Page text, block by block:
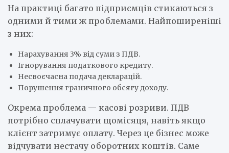
На практиці багато підприємців стикаються з
одними й тими ж проблемами. Найпоширеніші
з них:
Нарахування 3% від суми з ПДВ.
Ігнорування податкового кредиту.
Несвоєчасна подача декларацій.
Порушення граничного обсягу доходу.
Окрема проблема — касові розриви. ПДВ
потрібно сплачувати щомісяця, навіть якщо
клієнт затримує оплату. Через це бізнес може
відчувати нестачу оборотних коштів. Саме